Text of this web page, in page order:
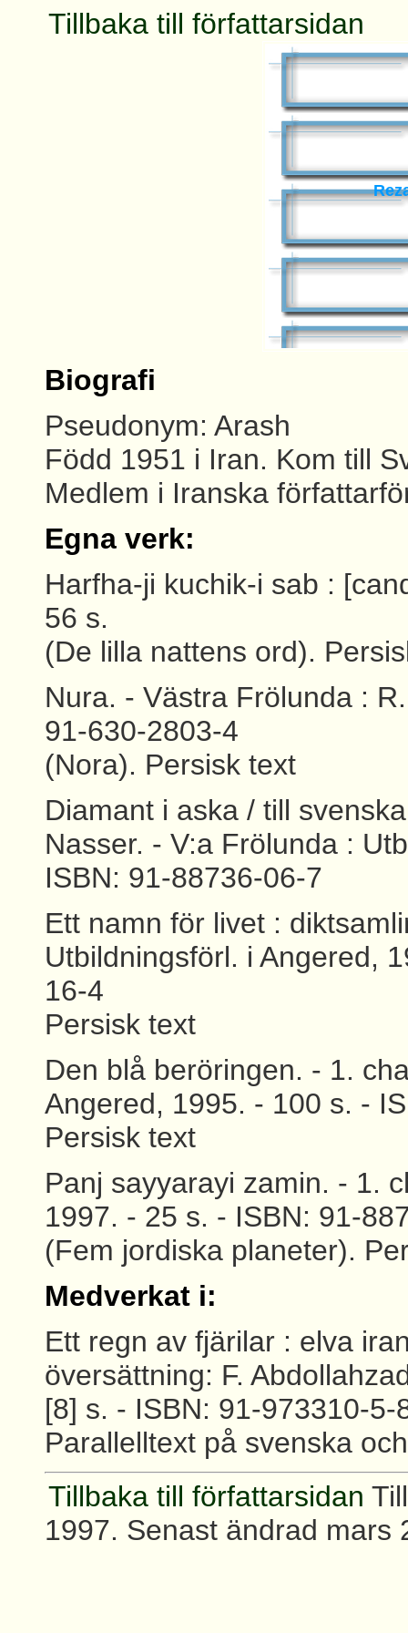
Tillbaka till författarsidan
Biografi
Pseudonym: Arash
Född 1951 i Iran. Kom till
Medlem i Iranska
Egna verk:
Harfha-ji kuchik-i sab :
56 s.
(De lilla nattens ord).
Nura. - Västra Frölunda :
91-630-2803-4
(Nora). Persisk text
Diamant i aska / till
Nasser. - V:a Frölunda :
ISBN: 91-88736-06-7
Ett namn för livet :
Utbildningsförl. i Angered,
16-4
Persisk text
Den blå beröringen. - 1.
Angered, 1995. - 100 s. -
Persisk text
Panj sayyarayi zamin. - 1.
1997. - 25 s. - ISBN: 91-
(Fem jordiska planeter).
Medverkat i:
Ett regn av fjärilar : elva
översättning: F.
[8] s. - ISBN: 91-973310-5-
Parallelltext på svenska
Tillbaka till författarsidan
1997. Senast ändrad mars